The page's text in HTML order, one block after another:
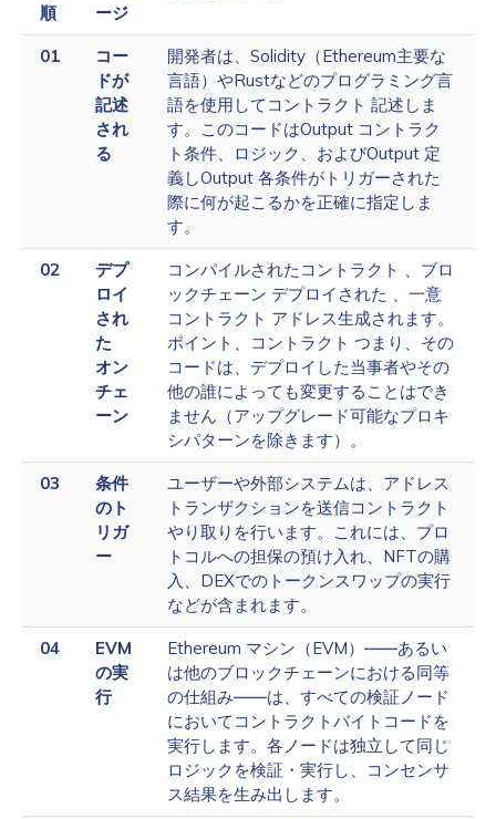
順
ージ
01
コー
ドが
記述
され
る
開発者は、Solidity（Ethereum主要な
言語）やRustなどのプログラミング言
語を使用してコントラクト 記述しま
す。このコードはOutput コントラク
ト条件、ロジック、およびOutput 定
義しOutput 各条件がトリガーされた
際に何が起こるかを正確に指定しま
す。
02
デプ
ロイ
され
た
オン
チェ
ーン
コンパイルされたコントラクト 、ブロ
ックチェーン デプロイされた 、一意
コントラクト アドレス生成されます。
ポイント、コントラクト つまり、その
コードは、デプロイした当事者やその
他の誰によっても変更することはでき
ません（アップグレード可能なプロキ
シパターンを除きます）。
03
条件
のト
リガ
ー
ユーザーや外部システムは、アドレス
トランザクションを送信コントラクト
やり取りを行います。これには、プロ
トコルへの担保の預け入れ、NFTの購
入、DEXでのトークンスワップの実行
などが含まれます。
04
EVM
の実
行
Ethereum マシン（EVM）――あるい
は他のブロックチェーンにおける同等
の仕組み――は、すべての検証ノード
においてコントラクトバイトコードを
実行します。各ノードは独立して同じ
ロジックを検証・実行し、コンセンサ
ス結果を生み出します。